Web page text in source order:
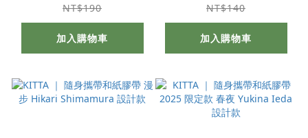
NT$190
加入購物車
NT$140
加入購物車